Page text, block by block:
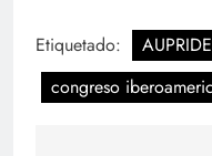
Etiquetado:
congreso